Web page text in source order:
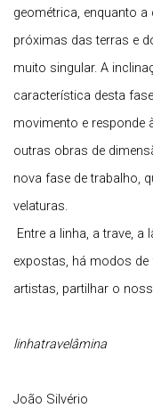
geométrica, enquanto
próximas das terras e
muito singular. A
característica desta
movimento e responde
outras obras de
nova fase de trabalho,
velaturas.
Entre a linha, a trave,
expostas, há modos de
artistas, partilhar o
linhatravelâmina
João Silvério